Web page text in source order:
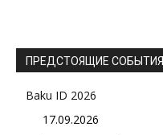
ПРЕДСТОЯЩИЕ СОБЫТИЯ
Baku ID 2026
17.09.2026